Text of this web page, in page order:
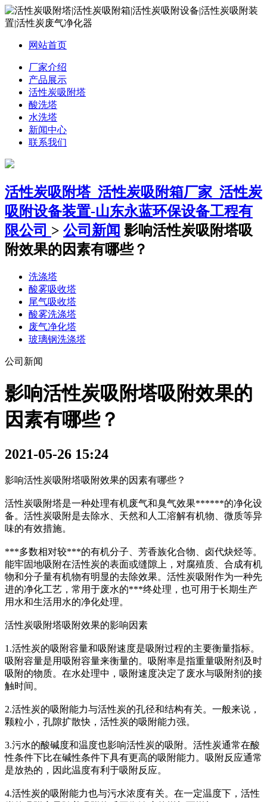
网站首页
厂家介绍
产品展示
活性炭吸附塔
酸洗塔
水洗塔
新闻中心
联系我们
活性炭吸附塔_活性炭吸附箱厂家_活性炭
吸附设备装置-山东永蓝环保设备工程有
限公司 > 公司新闻 影响活性炭吸附塔吸
附效果的因素有哪些？
洗涤塔
酸雾吸收塔
尾气吸收塔
酸雾洗涤塔
废气净化塔
玻璃钢洗涤塔
公司新闻
影响活性炭吸附塔吸附效果的
因素有哪些？
2021-05-26 15:24
影响活性炭吸附塔吸附效果的因素有哪些？
活性炭吸附塔是一种处理有机废气和臭气效果******的净化设
备。活性炭吸附是去除水、天然和人工溶解有机物、微质等异
味的有效措施。
***多数相对较***的有机分子、芳香族化合物、卤代炔烃等。
能牢固地吸附在活性炭的表面或缝隙上，对腐殖质、合成有机
物和分子量有机物有明显的去除效果。活性炭吸附作为一种先
进的净化工艺，常用于废水的***终处理，也可用于长期生产
用水和生活用水的净化处理。
活性炭吸附塔吸附效果的影响因素
1.活性炭的吸附容量和吸附速度是吸附过程的主要衡量指标。
吸附容量是用吸附容量来衡量的。吸附率是指重量吸附剂及时
吸附的物质。在水处理中，吸附速度决定了废水与吸附剂的接
触时间。
2.活性炭的吸附能力与活性炭的孔径和结构有关。一般来说，
颗粒小，孔隙扩散快，活性炭的吸附能力强。
3.污水的酸碱度和温度也影响活性炭的吸附。活性炭通常在酸
性条件下比在碱性条件下具有更高的吸附能力。吸附反应通常
是放热的，因此温度有利于吸附反应。
4.活性炭的吸附能力也与污水浓度有关。在一定温度下，活性